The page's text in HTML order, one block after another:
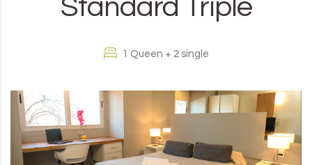
Standard Triple
1 Queen + 2 single